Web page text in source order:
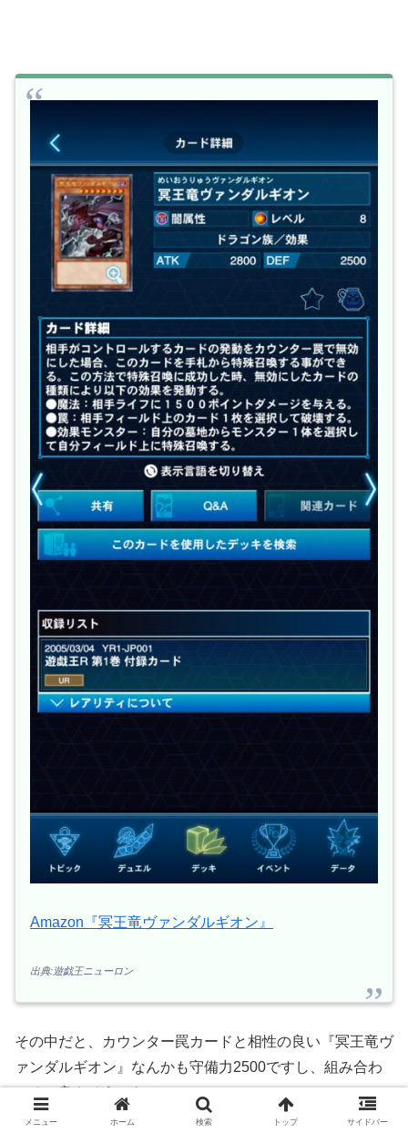
Amazon『冥王竜ヴァンダルギオン』
出典:遊戯王ニューロン
その中だと、カウンター罠カードと相性の良い『冥王竜ヴ
ァンダルギオン』なんかも守備力2500ですし、組み合わ
せると良さそうかな？
メニュー ホーム 検索 トップ サイドバー